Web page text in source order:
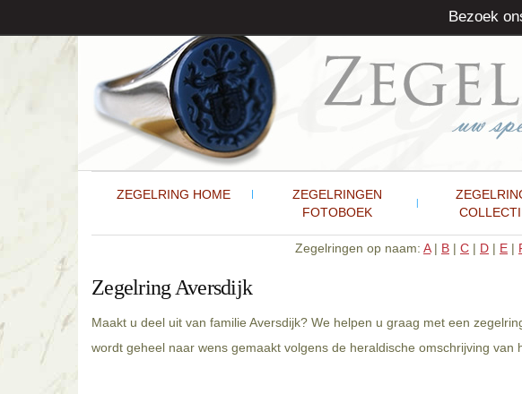
ZEGELRING HOME
ZEGELRINGEN
FOTOBOEK
Zegelringen op naam: A| B | C | D | E |
Zegelring Aversdijk
Maakt u deel uit van familie Aversdijk? We helpen u graag met een
wordt geheel naar wens gemaakt volgens de heraldische omschrijving van
Bezoek